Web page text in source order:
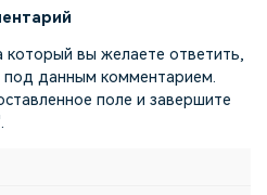
вы желаете ответить,
под данным комментарием.
поле и завершите